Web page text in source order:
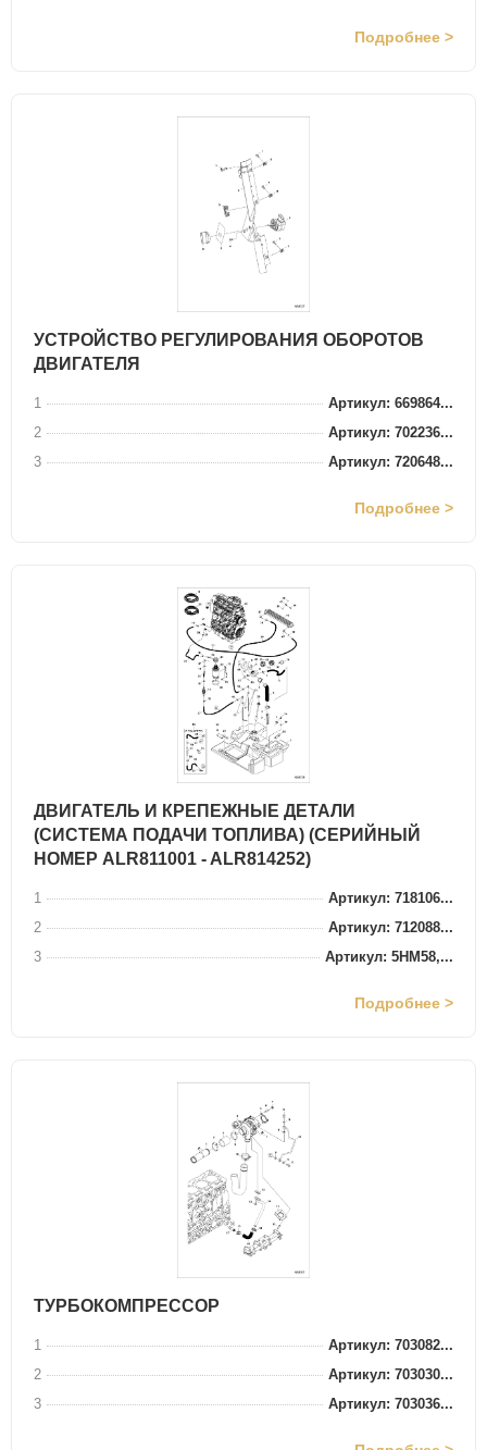
Подробнее >
УСТРОЙСТВО РЕГУЛИРОВАНИЯ ОБОРОТОВ
ДВИГАТЕЛЯ
1
Артикул: 669864...
2
Артикул: 702236...
3
Артикул: 720648...
Подробнее >
ДВИГАТЕЛЬ И КРЕПЕЖНЫЕ ДЕТАЛИ
(СИСТЕМА ПОДАЧИ ТОПЛИВА) (СЕРИЙНЫЙ
НОМЕР ALR811001 - ALR814252)
1
Артикул: 718106...
2
Артикул: 712088...
3
Артикул: 5HM58,...
Подробнее >
ТУРБОКОМПРЕССОР
1
Артикул: 703082...
2
Артикул: 703030...
3
Артикул: 703036...